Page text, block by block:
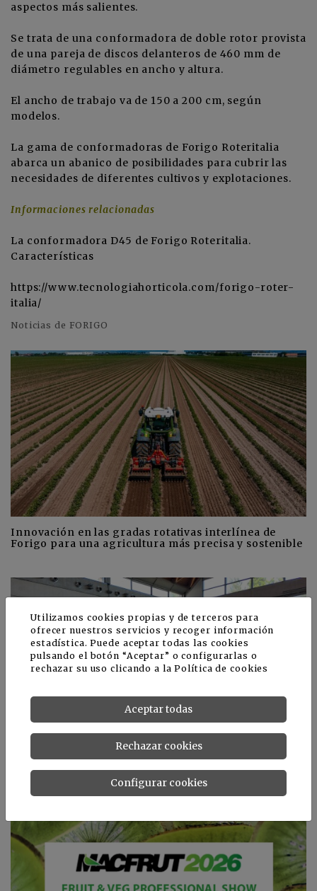
aspectos más salientes.
Se trata de una conformadora de doble rotor provista
de una pareja de discos delanteros de 460 mm de
diámetro regulables en ancho y altura.
El ancho de trabajo va de 150 a 200 cm, según
modelos.
La gama de conformadoras de Forigo Roteritalia
abarca un abanico de posibilidades para cubrir las
necesidades de diferentes cultivos y explotaciones.
Informaciones relacionadas
La conformadora D45 de Forigo Roteritalia.
Características
https://www.tecnologiahorticola.com/forigo-roter-
italia/
Noticias de FORIGO
Innovación en las gradas rotativas interlínea de
Forigo para una agricultura más precisa y sostenible
Forigo destaca en Macfrut 2026 sus soluciones para
productos frescos cortados
Utilizamos cookies propias y de terceros para
ofrecer nuestros servicios y recoger información
estadística. Puede aceptar todas las cookies
pulsando el botón “Aceptar” o configurarlas o
rechazar su uso clicando a laPolítica de cookies
Aceptar todas
Rechazar cookies
Configurar cookies